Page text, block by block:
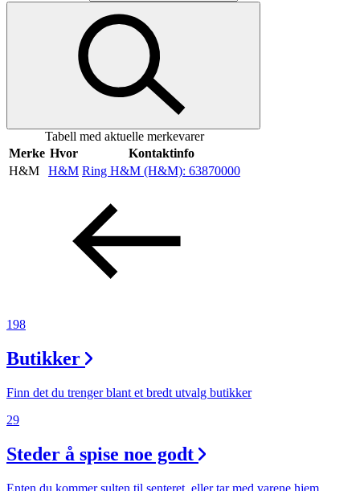
Mat og drikke
Aktiviteter
Inspirasjon
Magasin
Finn frem
Tabell med aktuelle merkevarer
Merke Hvor
Kontaktinfo
H&M
H&M Ring H&M (H&M): 63870000
198
Butikker
Finn det du trenger blant et bredt utvalg butikker
29
Steder å spise noe godt
Enten du kommer sulten til senteret, eller tar med varene hjem